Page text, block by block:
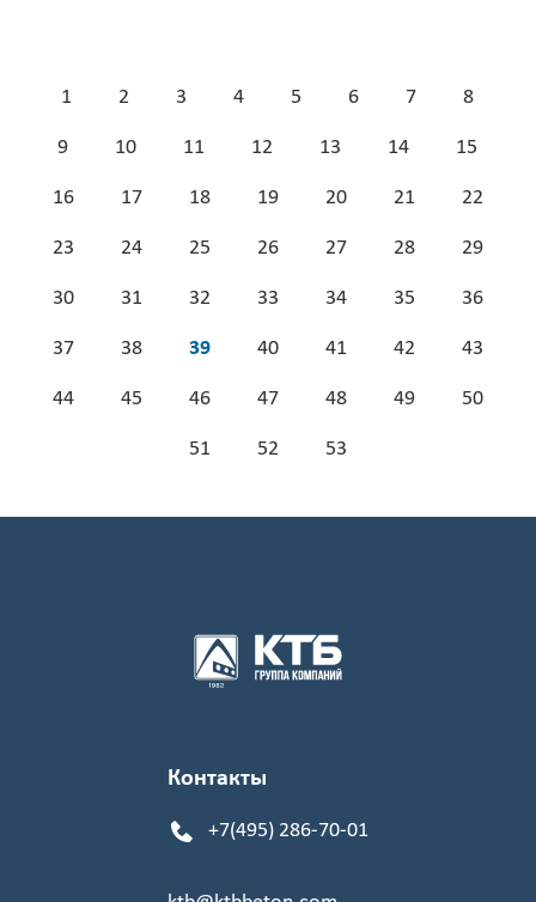
1 2 3 4 5 6 7 8
9 10 11 12 13 14 15
16 17 18 19 20 21 22
23 24 25 26 27 28 29
30 31 32 33 34 35 36
37 38 39 40 41 42 43
44 45 46 47 48 49 50
51 52 53
Контакты
+7(495) 286-70-01